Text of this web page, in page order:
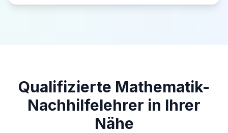
Qualifizierte Mathematik-
Nachhilfelehrer in Ihrer
Nähe